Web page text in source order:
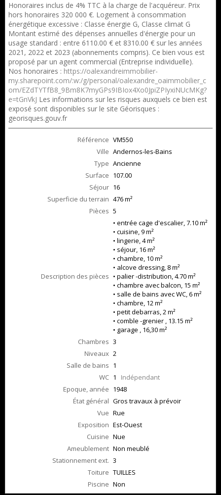
Honoraires inclus de 4% TTC à la charge de l'acquéreur. Prix
hors honoraires 320 000 €. Logement à consommation
énergétique excessive : Classe énergie G, Classe climat G
Montant estimé des dépenses annuelles d'énergie pour un
usage standard : entre 6110.00 € et 8310.00 € sur les années
2021, 2022 et 2023 (abonnements compris). Ce bien vous est
proposé par un agent commercial (Entreprise individuelle).
Nos honoraires : https://oalexandreimmobilier-
my.sharepoint.com/:w:/g/personal/oalexandre_oaimmobilier_c
om/EZdTYTfB8_9Bm8K7myGPs9IBIox4Xo0JpiZPIyxiNUcMKg?
e=tGnVkJ Les informations sur les risques auxquels ce bien est
exposé sont disponibles sur le site Géorisques :
georisques.gouv.fr
Référence VM550
Ville Andernos-les-Bains
Type Ancienne
Surface 107.00
Séjour 16
Superficie du terrain 476 m²
Pièces 5
Description des pièces
• entrée cage d'escalier, 7.10 m²
• cuisine, 9 m²
• lingerie, 4 m²
• séjour, 16 m²
• chambre, 10 m²
• alcove dressing, 8 m²
• palier -distribution, 4.70 m²
• chambre avec balcon, 15 m²
• salle de bains avec WC, 6 m²
• chambre, 12 m²
• petit debarras, 2 m²
• comble -grenier , 13.15 m²
• garage , 16,30 m²
Chambres 3
Niveaux 2
Salle de bains 1
WC 1 Indépendant
Epoque, année 1948
État général Gros travaux à prévoir
Vue Rue
Exposition Est-Ouest
Cuisine Nue
Ameublement Non meublé
Stationnement ext. 3
Toiture TUILLES
Piscine Non